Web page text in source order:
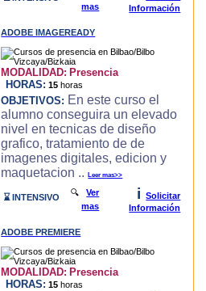
mas
Información
ADOBE IMAGEREADY
MODALIDAD: Presencia
HORAS: 15 horas
OBJETIVOS: En este curso el
alumno conseguira un elevado
nivel en tecnicas de diseño
grafico, tratamiento de de
imagenes digitales, edicion y
maquetacion ..Leer mas>>
⌛ INTENSIVO 🔍Ver
mas
i
Solicitar
Información
ADOBE PREMIERE
MODALIDAD: Presencia
HORAS: 15 horas